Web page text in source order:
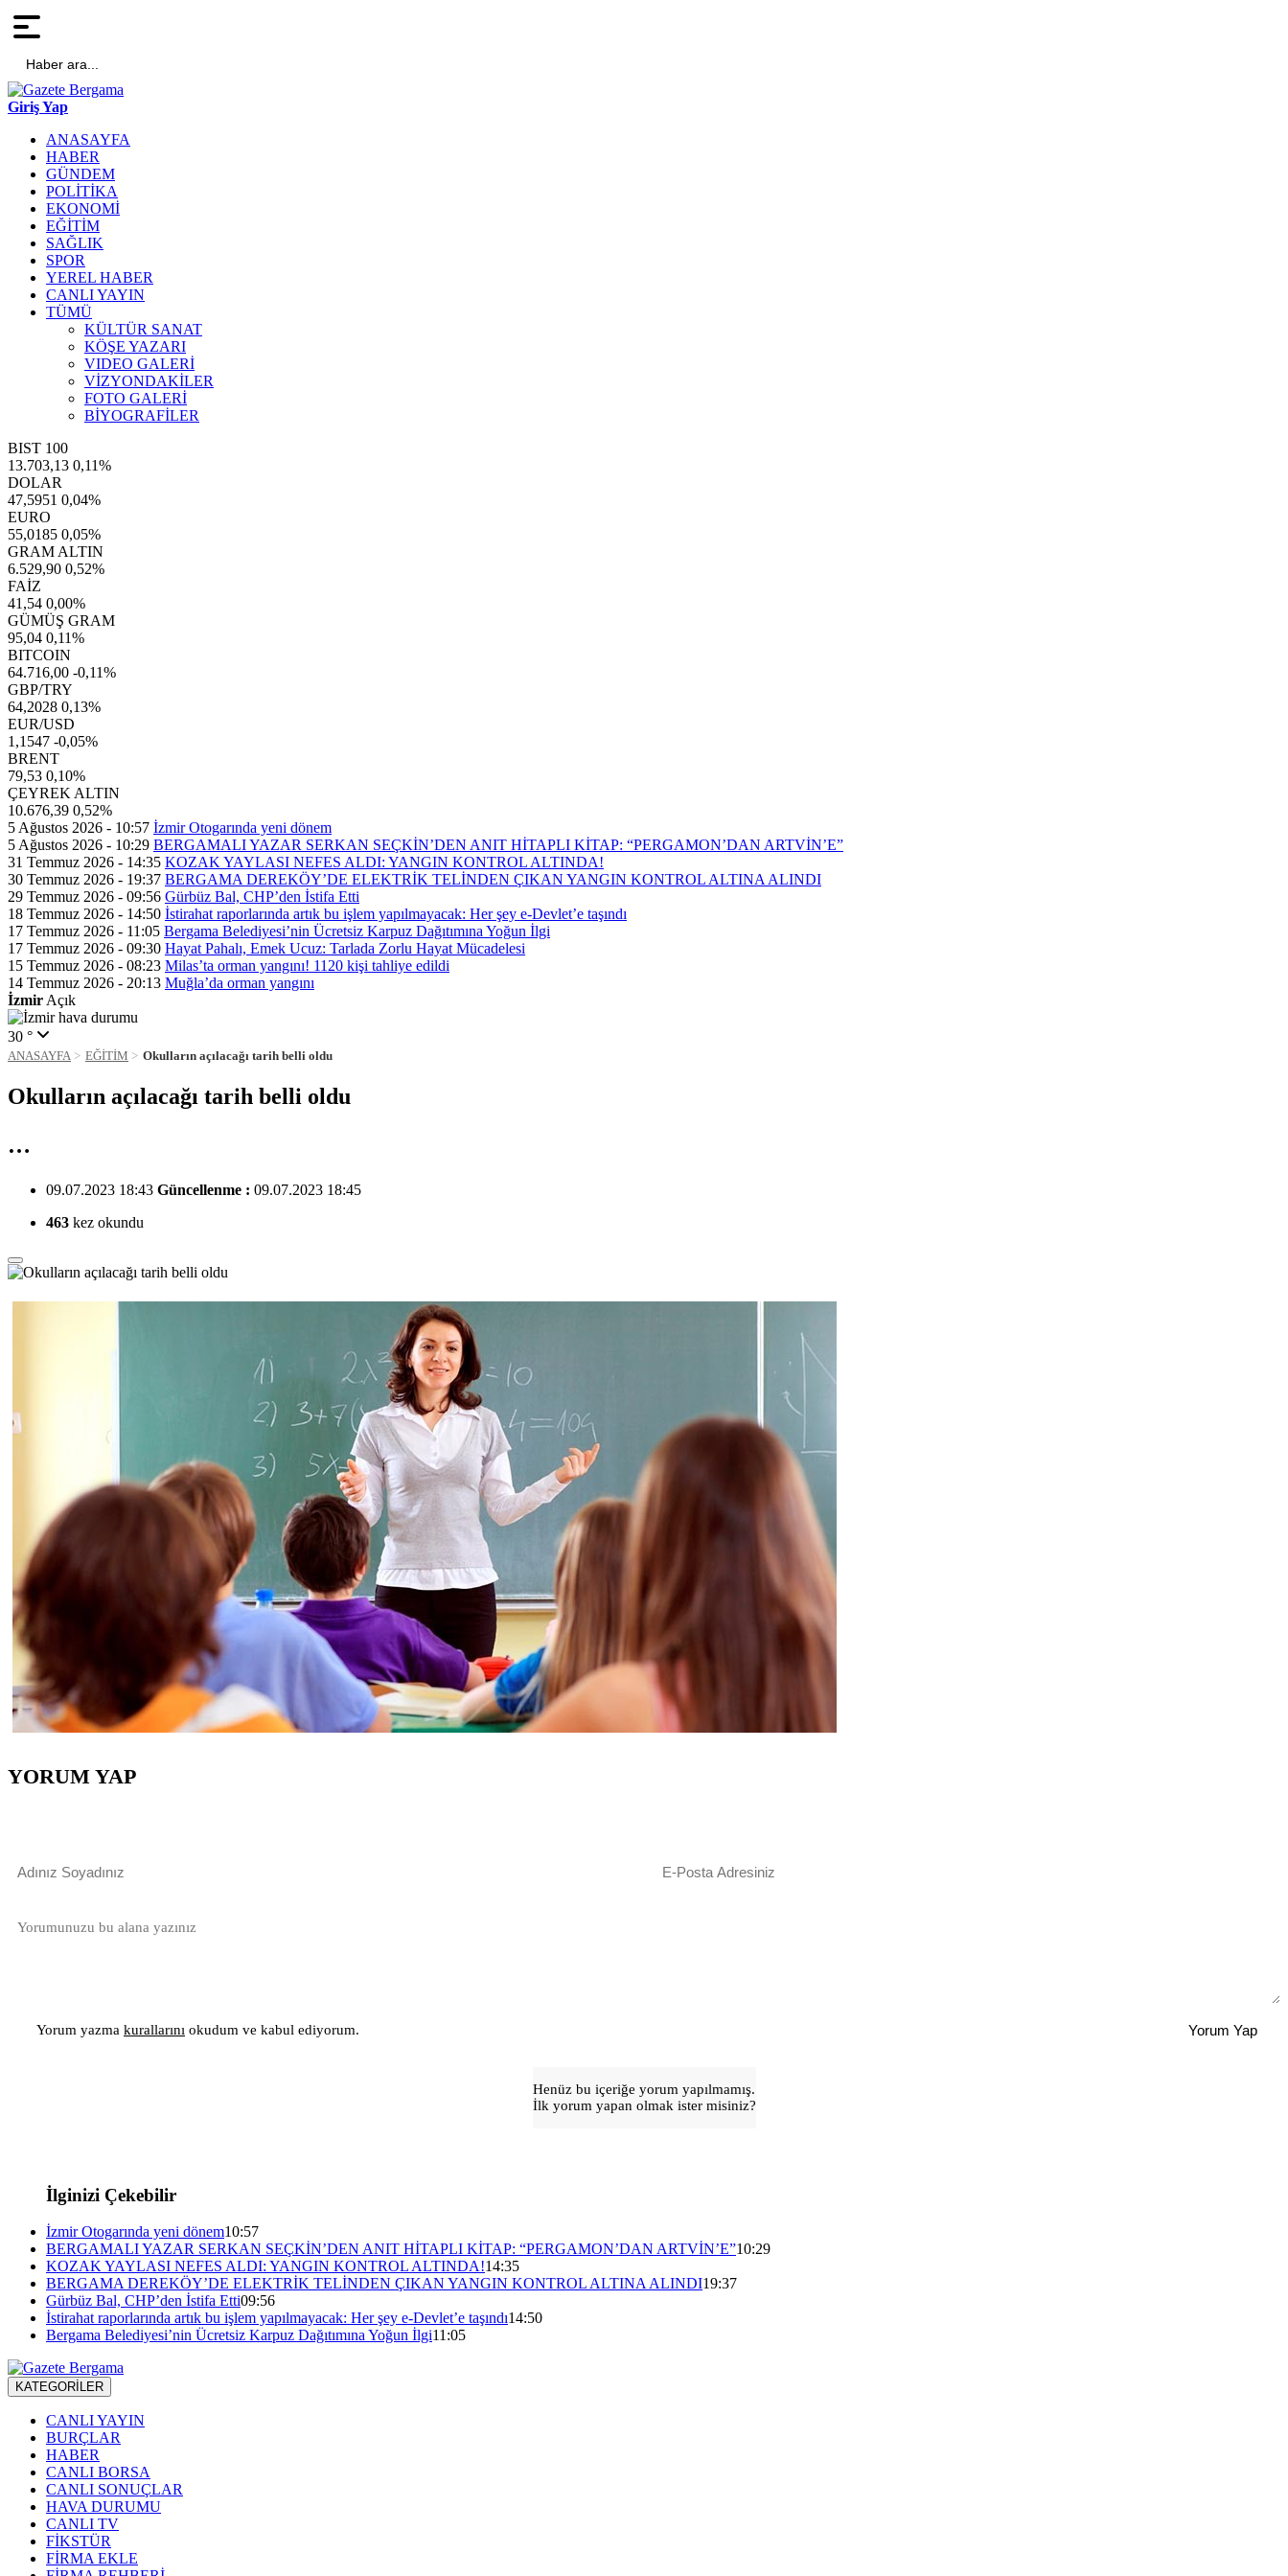
Haber ara...
Giriş Yap
ANASAYFA
HABER
GÜNDEM
POLİTİKA
EKONOMİ
EĞİTİM
SAĞLIK
SPOR
YEREL HABER
CANLI YAYIN
TÜMÜ
KÜLTÜR SANAT
KÖŞE YAZARI
VIDEO GALERİ
VİZYONDAKİLER
FOTO GALERİ
BİYOGRAFİLER
BIST 100
13.703,13 0,11%
DOLAR
47,5951 0,04%
EURO
55,0185 0,05%
GRAM ALTIN
6.529,90 0,52%
FAİZ
41,54 0,00%
GÜMÜŞ GRAM
95,04 0,11%
BITCOIN
64.716,00 -0,11%
GBP/TRY
64,2028 0,13%
EUR/USD
1,1547 -0,05%
BRENT
79,53 0,10%
ÇEYREK ALTIN
10.676,39 0,52%
5 Ağustos 2026 - 10:57 İzmir Otogarında yeni dönem
5 Ağustos 2026 - 10:29 BERGAMALI YAZAR SERKAN SEÇKİN’DEN ANIT HİTAPLI KİTAP: “PERGAMON’DAN ARTVİN’E”
31 Temmuz 2026 - 14:35 KOZAK YAYLASI NEFES ALDI: YANGIN KONTROL ALTINDA!
30 Temmuz 2026 - 19:37 BERGAMA DEREKÖY’DE ELEKTRİK TELİNDEN ÇIKAN YANGIN KONTROL ALTINA ALINDI
29 Temmuz 2026 - 09:56 Gürbüz Bal, CHP’den İstifa Etti
18 Temmuz 2026 - 14:50 İstirahat raporlarında artık bu işlem yapılmayacak: Her şey e-Devlet’e taşındı
17 Temmuz 2026 - 11:05 Bergama Belediyesi’nin Ücretsiz Karpuz Dağıtımına Yoğun İlgi
17 Temmuz 2026 - 09:30 Hayat Pahalı, Emek Ucuz: Tarlada Zorlu Hayat Mücadelesi
15 Temmuz 2026 - 08:23 Milas’ta orman yangını! 1120 kişi tahliye edildi
14 Temmuz 2026 - 20:13 Muğla’da orman yangını
İzmir Açık
30 °
ANASAYFA EĞİTİM Okulların açılacağı tarih belli oldu
Okulların açılacağı tarih belli oldu
…
09.07.2023 18:43 Güncellenme : 09.07.2023 18:45
463 kez okundu
YORUM YAP
Yorum yazma kurallarını okudum ve kabul ediyorum. Yorum Yap
Henüz bu içeriğe yorum yapılmamış.
İlk yorum yapan olmak ister misiniz?
İlginizi Çekebilir
İzmir Otogarında yeni dönem10:57
BERGAMALI YAZAR SERKAN SEÇKİN’DEN ANIT HİTAPLI KİTAP: “PERGAMON’DAN ARTVİN’E”10:29
KOZAK YAYLASI NEFES ALDI: YANGIN KONTROL ALTINDA!14:35
BERGAMA DEREKÖY’DE ELEKTRİK TELİNDEN ÇIKAN YANGIN KONTROL ALTINA ALINDI19:37
Gürbüz Bal, CHP’den İstifa Etti09:56
İstirahat raporlarında artık bu işlem yapılmayacak: Her şey e-Devlet’e taşındı14:50
Bergama Belediyesi’nin Ücretsiz Karpuz Dağıtımına Yoğun İlgi11:05
KATEGORİLER
CANLI YAYIN
BURÇLAR
HABER
CANLI BORSA
CANLI SONUÇLAR
HAVA DURUMU
CANLI TV
FİKSTÜR
FİRMA EKLE